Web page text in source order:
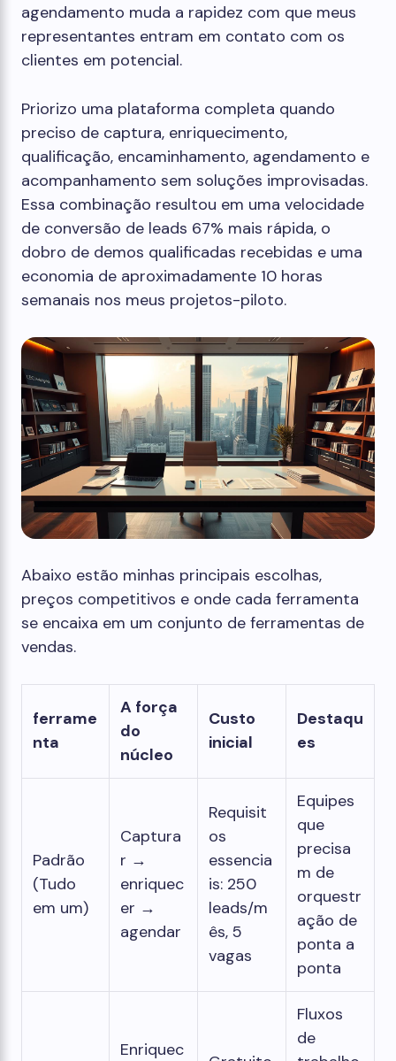
agendamento muda a rapidez com que meus
representantes entram em contato com os
clientes em potencial.
Priorizo ​​uma plataforma completa quando
preciso de captura, enriquecimento,
qualificação, encaminhamento, agendamento e
acompanhamento sem soluções improvisadas.
Essa combinação resultou em uma velocidade
de conversão de leads 67% mais rápida, o
dobro de demos qualificadas recebidas e uma
economia de aproximadamente 10 horas
semanais nos meus projetos-piloto.
Abaixo estão minhas principais escolhas,
preços competitivos e onde cada ferramenta
se encaixa em um conjunto de ferramentas de
vendas.
ferrame
nta
A força
do
núcleo
Custo
inicial
Destaqu
es
Padrão
(Tudo
em um)
Captura
r →
enriquec
er →
agendar
Requisit
os
essencia
is: 250
leads/m
ês, 5
vagas
Equipes
que
precisa
m de
orquestr
ação de
ponta a
ponta
Enriquec
Fluxos
de